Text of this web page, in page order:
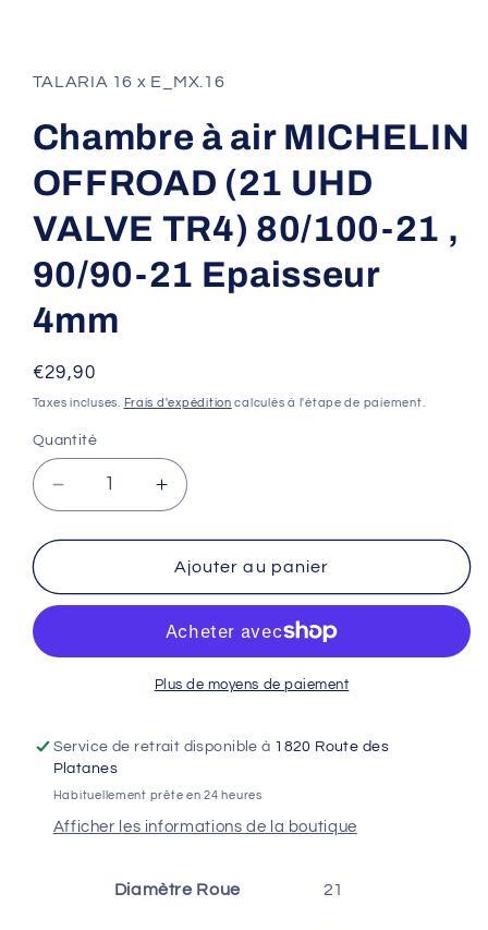
1
dans
fenêtre
modale
TALARIA 16 x E_MX.16
Chambre à air MICHELIN
OFFROAD (21 UHD
VALVE TR4) 80/100-21 ,
90/90-21 Epaisseur
4mm
Prix
habituel
€29,90
Taxes incluses. Frais d'expédition calculés à l'étape de paiement.
Quantité
Réduire
la
quantité
Chambre
MICHELIN
OFFROAD
VALVE
80/100-
21
90/90-
Augmenter
la
quantité
de
Chambre
air
MICHELIN
OFFROAD
VALVE
80/100-
21
90/90-
21
Ajouter au panier
Plus de moyens de paiement
Service de retrait disponible à 1820 Route des
Platanes
Habituellement prête en 24 heures
Afficher les informations de la boutique
Diamètre Roue 21